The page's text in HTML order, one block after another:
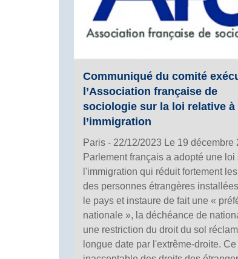
Communiqué du comité
l’Association française de
sociologie sur la loi relative à
l’immigration
Paris - 22/12/2023 Le 19 décembre
Parlement français a adopté une loi
l'immigration qui réduit fortement
des personnes étrangères
le pays et instaure de fait une «
nationale », la déchéance de
une restriction du droit du sol
longue date par l'extrême-droite. Ce